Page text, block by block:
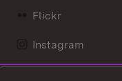
Flickr
Instagram